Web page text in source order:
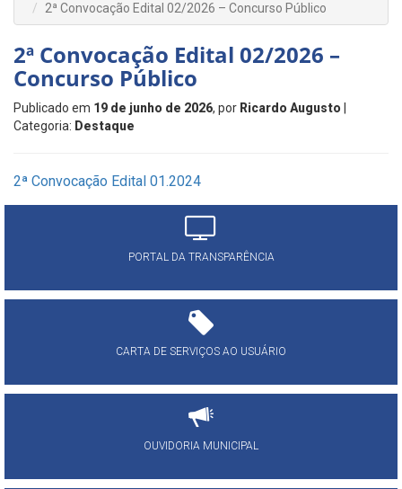
2ª Convocação Edital 02/2026 – Concurso Público
2ª Convocação Edital 02/2026 –
Concurso Público
Publicado em 19 de junho de 2026, por Ricardo Augusto
Categoria: Destaque
2ª Convocação Edital 01.2024
PORTAL DA TRANSPARÊNCIA
CARTA DE SERVIÇOS AO USUÁRIO
OUVIDORIA MUNICIPAL